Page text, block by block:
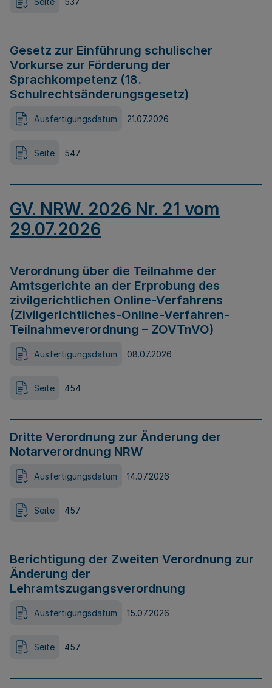
Gesetz zur Einführung schulischer
Vorkurse zur Förderung der
Sprachkompetenz (18.
Schulrechtsänderungsgesetz)
Ausfertigungsdatum 21.07.2026
Seite 547
GV. NRW. 2026 Nr. 21 vom
29.07.2026
Verordnung über die Teilnahme der
Amtsgerichte an der Erprobung des
zivilgerichtlichen Online-Verfahrens
(Zivilgerichtliches-Online-Verfahren-
Teilnahmeverordnung – ZOVTnVO)
Ausfertigungsdatum 08.07.2026
Seite 454
Dritte Verordnung zur Änderung der
Notarverordnung NRW
Ausfertigungsdatum 14.07.2026
Seite 457
Berichtigung der Zweiten Verordnung zur
Änderung der
Lehramtszugangsverordnung
Ausfertigungsdatum 15.07.2026
Seite 457